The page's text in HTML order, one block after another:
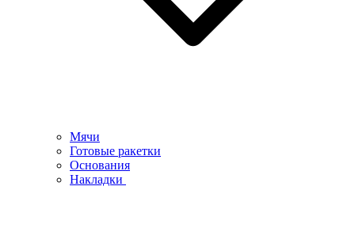
Мячи
Готовые ракетки
Основания
Накладки